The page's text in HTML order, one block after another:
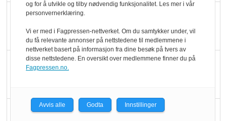
Slik opprettholdes
ølsalget
Færre varer, men fulle
KI lager mat i butikken
og for å utvikle og tilby nødvendig funksjonalitet. Les mer i vår
personvernerklæring.
Vi er med i Fagpressen-nettverket. Om du samtykker under, vil
du få relevante annonser på nettstedene til medlemmene i
nettverket basert på informasjon fra dine besøk på tvers av
disse nettstedene. En oversikt over medlemmene finner du på
Fagpressen.no.
Avvis alle Godta Innstillinger